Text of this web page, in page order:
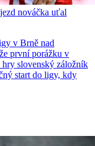
nováčka uťal
v Brně nad
první porážku v
slovenský záložník
start do ligy, kdy